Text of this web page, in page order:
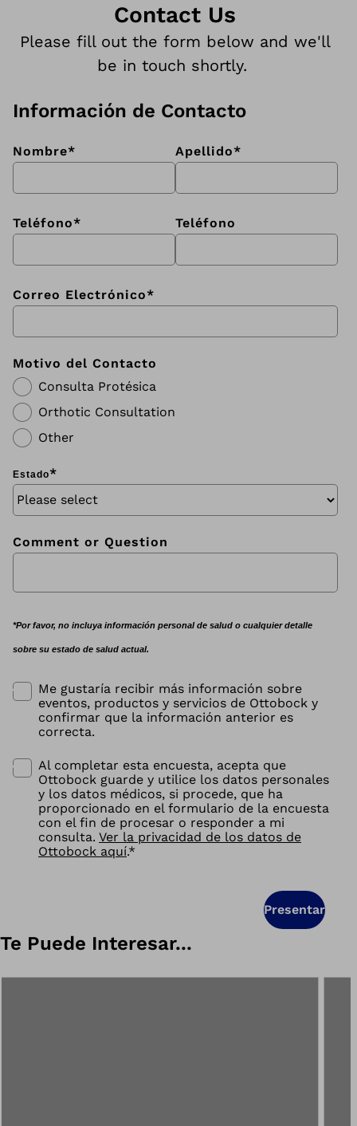
Contact Us
Please fill out the form below and we'll
be in touch shortly.
Información de Contacto
Nombre* Apellido*
Teléfono* Teléfono
Correo Electrónico*
Motivo del Contacto
Consulta Protésica
Orthotic Consultation
Other
Estado*
Comment or Question
*Por favor, no incluya información personal de salud o cualquier detalle
sobre su estado de salud actual.
Me gustaría recibir más información sobre
eventos, productos y servicios de Ottobock y
confirmar que la información anterior es
correcta.
Al completar esta encuesta, acepta que
Ottobock guarde y utilice los datos personales
y los datos médicos, si procede, que ha
proporcionado en el formulario de la encuesta
con el fin de procesar o responder a mi
consulta. Ver la privacidad de los datos de
Ottobock aquí.*
Presentar
Te Puede Interesar...